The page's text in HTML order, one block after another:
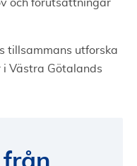
och förutsättningar
tillsammans utforska
Västra Götalands
från